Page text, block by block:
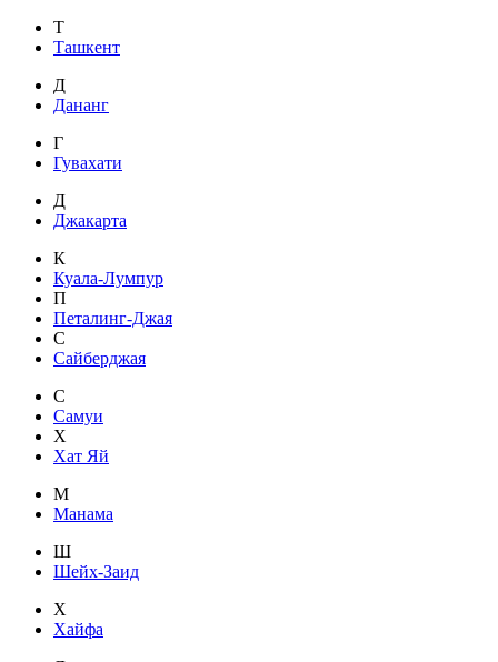
Т
Ташкент
Д
Дананг
Г
Гувахати
Д
Джакарта
К
Куала-Лумпур
П
Петалинг-Джая
С
Сайберджая
С
Самуи
Х
Хат Яй
М
Манама
Ш
Шейх-Заид
Х
Хайфа